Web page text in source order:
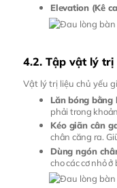
Elevation (Kê
4.2. Tập vật lý trị
Vật lý trị liệu chủ yếu
Lăn bóng bằng
phải trong
Kéo giãn cân
chân căng ra.
Dùng ngón
cho các cơ nhỏ ở